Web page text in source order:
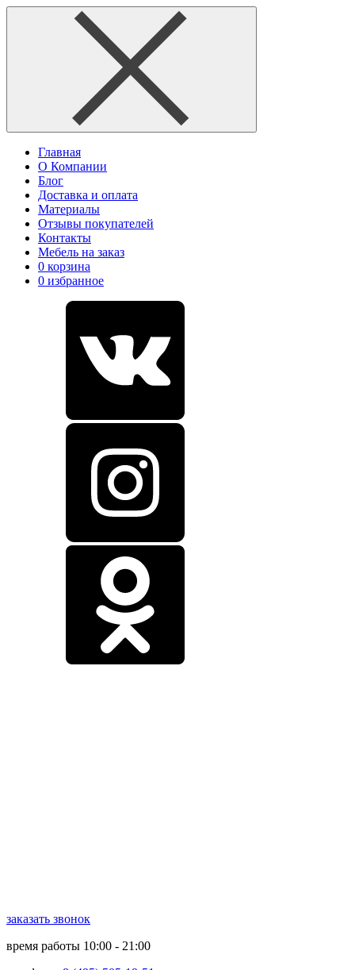
Главная
О Компании
Блог
Доставка и оплата
Материалы
Отзывы покупателей
Контакты
Мебель на заказ
0 корзина
0 избранное
заказать звонок
время работы 10:00 - 21:00